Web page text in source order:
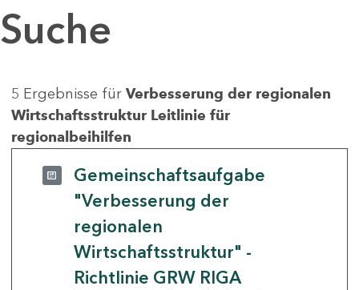
Suche
5 Ergebnisse für Verbesserung der regionalen
Wirtschaftsstruktur Leitlinie für
regionalbeihilfen
Gemeinschaftsaufgabe
"Verbesserung der
regionalen
Wirtschaftsstruktur" -
Richtlinie GRW RIGA